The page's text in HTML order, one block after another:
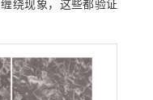
绕现象，这些都验证